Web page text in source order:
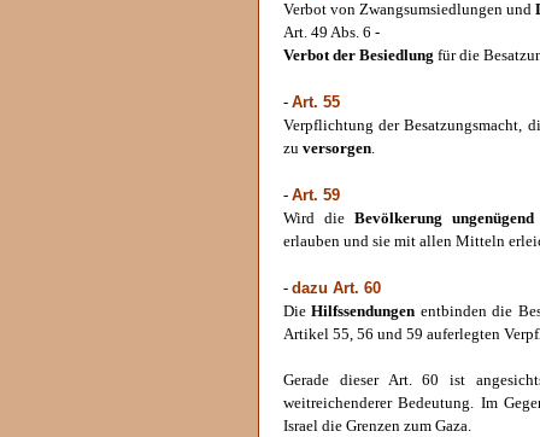
Verbot von Zwangsumsiedlungen und
Art. 49 Abs. 6 -
Verbot der Besiedlung für die
- Art. 55
Verpflichtung der Besatzungsmacht,
zu versorgen.
- Art. 59
Wird dieBevölkerung
erlauben und sie mit allen Mitteln
- dazu Art. 60
DieHilfssendungen entbinden die
Artikel 55, 56 und 59 auferlegten
Gerade dieser Art. 60 ist
weitreichenderer Bedeutung. Im
Israel die Grenzen zum Gaza.